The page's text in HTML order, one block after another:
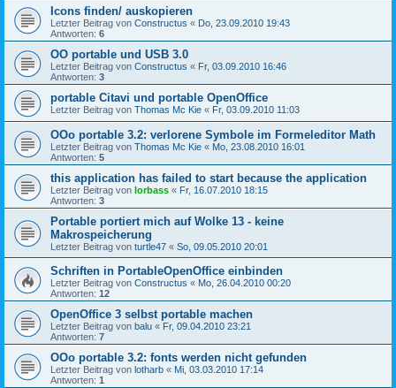
Icons finden/ auskopieren
Letzter Beitrag von Constructus « Do, 23.09.2010 19:43
Antworten: 6
OO portable und USB 3.0
Letzter Beitrag von Constructus « Fr, 03.09.2010 16:46
Antworten: 3
portable Citavi und portable OpenOffice
Letzter Beitrag von Thomas Mc Kie « Fr, 03.09.2010 11:03
OOo portable 3.2: verlorene Symbole im Formeleditor Math
Letzter Beitrag von Thomas Mc Kie « Mo, 23.08.2010 16:01
Antworten: 5
this application has failed to start because the application
Letzter Beitrag von lorbass « Fr, 16.07.2010 18:15
Antworten: 3
Portable portiert mich auf Wolke 13 - keine
Makrospeicherung
Letzter Beitrag von turtle47 « So, 09.05.2010 20:01
Schriften in PortableOpenOffice einbinden
Letzter Beitrag von Constructus « Mo, 26.04.2010 00:20
Antworten: 12
OpenOffice 3 selbst portable machen
Letzter Beitrag von balu « Fr, 09.04.2010 23:21
Antworten: 7
OOo portable 3.2: fonts werden nicht gefunden
Letzter Beitrag von lotharb « Mi, 03.03.2010 17:14
Antworten: 1